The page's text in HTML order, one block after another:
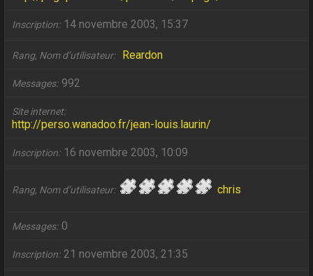
Inscription 14 novembre 2003, 15:37
Rang, Nom d’utilisateur Reardon
Messages 992
Site internet
http://perso.wanadoo.fr/jean-louis.laurin/
Inscription 16 novembre 2003, 10:09
Rang, Nom d’utilisateur chris
Messages 0
Inscription 21 novembre 2003, 21:35